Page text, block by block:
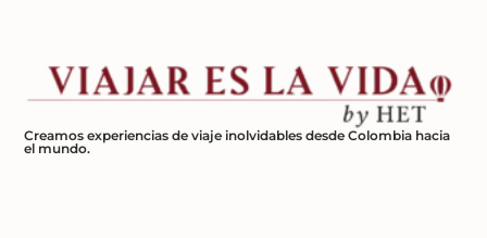
Creamos experiencias de viaje inolvidables desde Colombia hacia
el mundo.